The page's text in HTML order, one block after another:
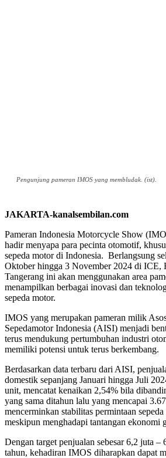
Pengunjung pameran IMOS yang membludak. (ist).
JAKARTA-kanalsembilan.com
Pameran Indonesia Motorcycle Show
hadir menyapa para pecinta otomotif,
sepeda motor di Indonesia. Berlangsung
Oktober hingga 3 November 2024 di ICE,
Tangerang ini akan menggunakan area
menampilkan berbagai inovasi dan
sepeda motor.
IMOS yang merupakan pameran milik
Sepedamotor Indonesia (AISI) menjadi
terus mendukung pertumbuhan industri
memiliki potensi untuk terus berkembang.
Berdasarkan data terbaru dari AISI,
domestik sepanjang Januari hingga Juli
unit, mencatat kenaikan 2,54% bila
yang sama ditahun lalu yang mencapai
mencerminkan stabilitas permintaan
meskipun menghadapi tantangan ekonomi
Dengan target penjualan sebesar 6,2 juta
tahun, kehadiran IMOS diharapkan dapat